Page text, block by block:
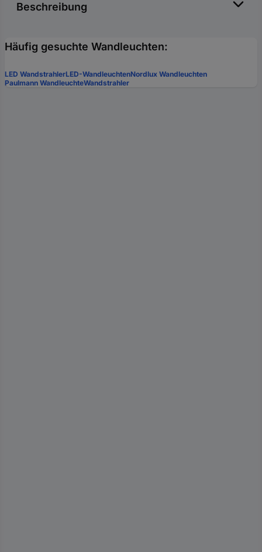
Beschreibung
Häufig gesuchte Wandleuchten:
LED WandstrahlerLED-WandleuchtenNordlux Wandleuchten
Paulmann WandleuchteWandstrahler